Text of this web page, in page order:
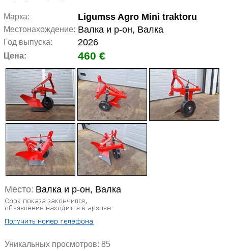
Марка: Ligumss Agro Mini traktoru
Местонахождение: Валка и р-он, Валка
Год выпуска: 2026
Цена: 460 €
Место: Валка и р-он, Валка
Уникальных просмотров: 85